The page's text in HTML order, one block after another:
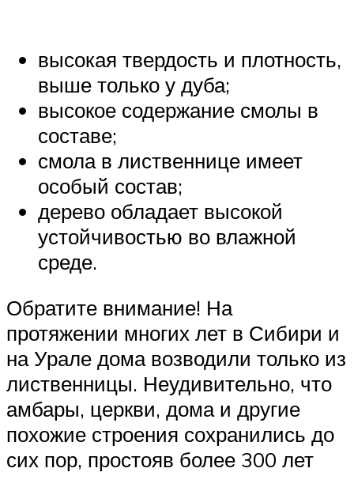
высокая твердость и плотность,
выше только у дуба;
высокое содержание смолы в
составе;
смола в лиственнице имеет
особый состав;
дерево обладает высокой
устойчивостью во влажной
среде.
Обратите внимание! На
протяжении многих лет в Сибири и
на Урале дома возводили только из
лиственницы. Неудивительно, что
амбары, церкви, дома и другие
похожие строения сохранились до
сих пор, простояв более 300 лет